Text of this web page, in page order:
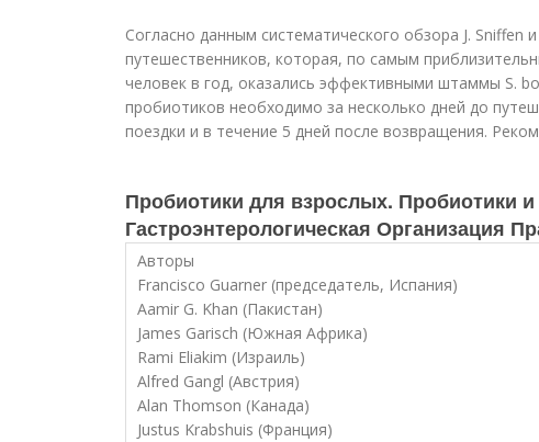
Согласно данным систематического обзора J. Sniffen
путешественников, которая, по самым
человек в год, оказались эффективными штаммы S.
пробиотиков необходимо за несколько дней до
поездки и в течение 5 дней после возвращения.
Пробиотики для взрослых. Пробиотики
Гастроэнтерологическая Организация
Авторы
Francisco Guarner (председатель, Испания)
Aamir G. Khan (Пакистан)
James Garisch (Южная Африка)
Rami Eliakim (Израиль)
Alfred Gangl (Австрия)
Alan Thomson (Канада)
Justus Krabshuis (Франция)